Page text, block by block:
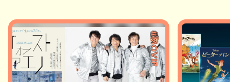
#MOVIE